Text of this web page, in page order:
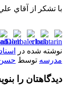
با تشکر از آقاي
نوشته شده در
مدرسه توسط
دیدگاهتان را